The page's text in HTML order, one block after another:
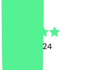
8. März 2024